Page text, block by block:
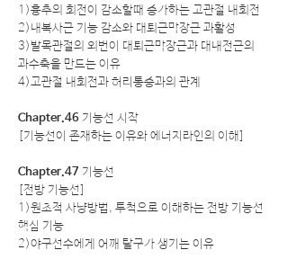
1)흉추의 회전이 감소할때 증가하는 고관절 내회전
2)내복사근 기능 감소와 대퇴근막장근 과활성
3)발목관절의 외번이 대퇴근막장근과 대내전근의
과수축을 만드는 이유
4)고관절 내회전과 허리통증과의 관계
Chapter.46 기능선 시작
[기능선이 존재하는 이유와 에너지라인의 이해]
Chapter.47 기능선
[전방 기능선]
1)원초적 사냥방법, 투척으로 이해하는 전방 기능선
핵심 기능
2)야구선수에게 어깨 탈구가 생기는 이유